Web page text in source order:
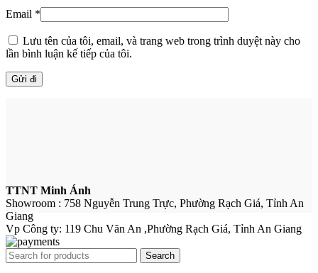
Email *
Lưu tên của tôi, email, và trang web trong trình duyệt này cho
lần bình luận kế tiếp của tôi.
TTNT Minh Ánh
Showroom : 758 Nguyễn Trung Trực, Phường Rạch Giá, Tỉnh An
Giang
Vp Công ty: 119 Chu Văn An ,Phường Rạch Giá, Tỉnh An Giang
Search